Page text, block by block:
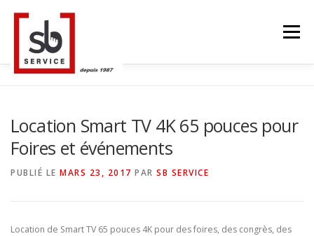
contenu
Menu
Location Smart TV 4K 65 pouces pour
Foires et événements
PUBLIÉ LE MARS 23, 2017 PAR SB SERVICE
Location de Smart TV 65 pouces 4K pour des foires, des congrès, des